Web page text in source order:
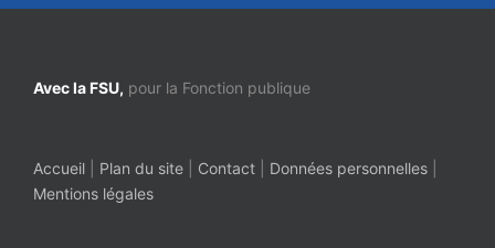
Avec la FSU, pour la Fonction publique
Accueil Plan du site Contact Données personnelles
Mentions légales